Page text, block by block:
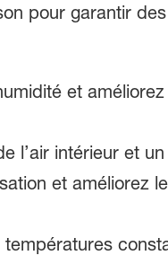
pour garantir
et améliorez
l’air intérieur et
et améliorez